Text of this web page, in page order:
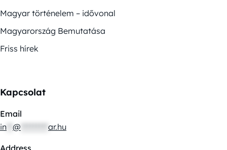
Magyar történelem – idővonal
Magyarország Bemutatása
Friss hírek
Kapcsolat
Email
in @ ar.hu
Address